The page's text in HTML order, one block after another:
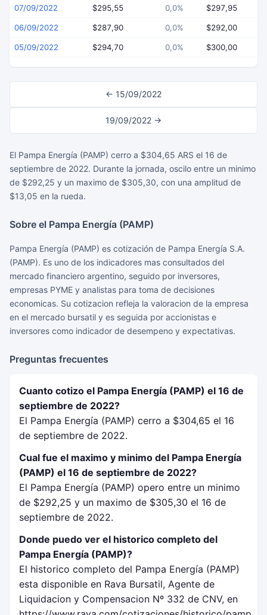
07/09/2022 $295,55 0,0% $297,95
06/09/2022 $287,90 0,0% $292,00
05/09/2022 $294,70 0,0% $300,00
← 15/09/2022
19/09/2022 →
El Pampa Energía (PAMP) cerro a $304,65 ARS el 16 de
septiembre de 2022. Durante la jornada, oscilo entre un minimo
de $292,25 y un maximo de $305,30, con una amplitud de
$13,05 en la rueda.
Sobre el Pampa Energía (PAMP)
Pampa Energía (PAMP) es cotización de Pampa Energía S.A.
(PAMP). Es uno de los indicadores mas consultados del
mercado financiero argentino, seguido por inversores,
empresas PYME y analistas para toma de decisiones
economicas. Su cotizacion refleja la valoracion de la empresa
en el mercado bursatil y es seguida por accionistas e
inversores como indicador de desempeno y expectativas.
Preguntas frecuentes
Cuanto cotizo el Pampa Energía (PAMP) el 16 de
septiembre de 2022?
El Pampa Energía (PAMP) cerro a $304,65 el 16
de septiembre de 2022.
Cual fue el maximo y minimo del Pampa Energía
(PAMP) el 16 de septiembre de 2022?
El Pampa Energía (PAMP) opero entre un minimo
de $292,25 y un maximo de $305,30 el 16 de
septiembre de 2022.
Donde puedo ver el historico completo del
Pampa Energía (PAMP)?
El historico completo del Pampa Energía (PAMP)
esta disponible en Rava Bursatil, Agente de
Liquidacion y Compensacion Nº 332 de CNV, en